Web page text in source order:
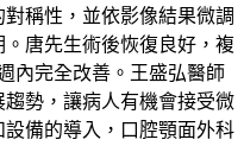
稱性，並依影像結果微調
唐先生術後恢復良好，複
內完全改善。王盛弘醫師
勢，讓病人有機會接受微
備的導入，口腔顎面外科